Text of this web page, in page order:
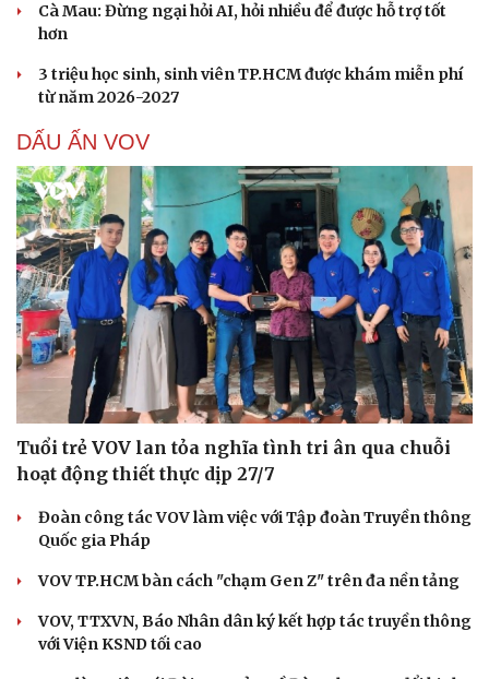
Cà Mau: Đừng ngại hỏi AI, hỏi nhiều để được hỗ trợ tốt
hơn
3 triệu học sinh, sinh viên TP.HCM được khám miễn phí
từ năm 2026-2027
DẤU ẤN VOV
Tuổi trẻ VOV lan tỏa nghĩa tình tri ân qua chuỗi
hoạt động thiết thực dịp 27/7
Đoàn công tác VOV làm việc với Tập đoàn Truyền thông
Quốc gia Pháp
VOV TP.HCM bàn cách "chạm Gen Z" trên đa nền tảng
VOV, TTXVN, Báo Nhân dân ký kết hợp tác truyền thông
với Viện KSND tối cao